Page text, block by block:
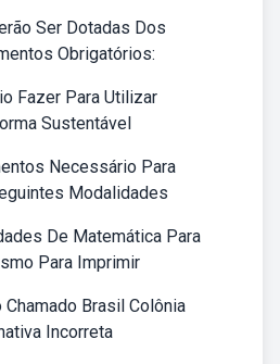
Ser Dotadas Dos
Obrigatórios:
Fazer Para Utilizar
Sustentável
Necessário Para
Modalidades
De Matemática Para
Para Imprimir
Brasil Colônia
Incorreta